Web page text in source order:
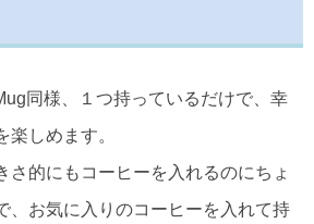
同様、１つ持っているだけで、幸
しめます。
さ的にもコーヒーを入れるのにちょ
、お気に入りのコーヒーを入れて持